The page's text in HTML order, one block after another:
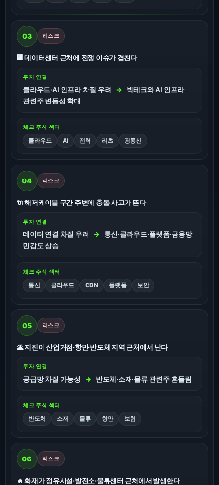
03 리스크
🏢 데이터센터 근처에 전쟁 이슈가 겹친다
투자 연결
클라우드·AI 인프라 차질 우려 →
빅테크와 AI 인프라
관련주 변동성 확대
체크 주식 섹터
클라우드 AI 전력 리츠 광통신
04 리스크
🔌 해저케이블 구간 주변에 충돌·사고가 뜬다
투자 연결
데이터 연결 차질 우려 →
통신·클라우드·플랫폼·금융망
민감도 상승
체크 주식 섹터
통신 클라우드 CDN 플랫폼 보안
05 리스크
🌋 지진이 산업거점·항만·반도체 지역 근처에서 난다
투자 연결
공급망 차질 가능성 → 반도체·소재·물류 관련주 흔들림
체크 주식 섹터
반도체 소재 물류 항만 보험
06 리스크
🔥 화재가 정유시설·발전소·물류센터 근처에서 발생한다